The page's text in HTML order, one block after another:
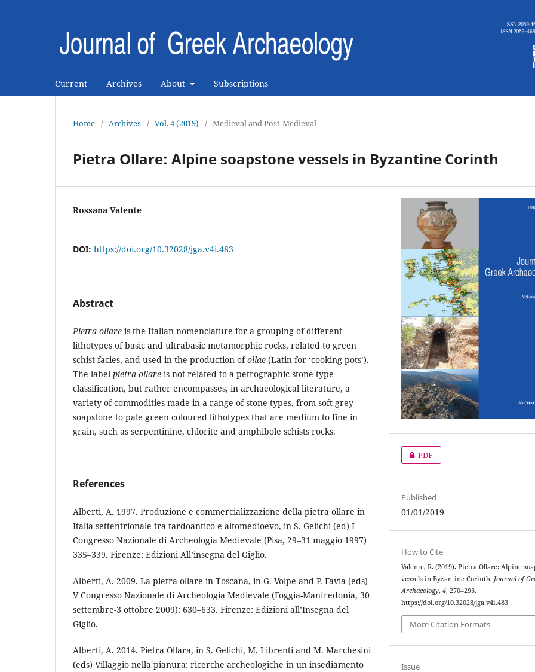
Current Archives About Subscriptions
Home / Archives / Vol. 4 (2019) / Medieval and Post-Medieval
Pietra Ollare: Alpine soapstone vessels in Byzantine Corinth
Rossana Valente
DOI: https://doi.org/10.32028/jga.v4i.483
Abstract
Pietra ollare is the Italian nomenclature for a grouping of different
lithotypes of basic and ultrabasic metamorphic rocks, related to green
schist facies, and used in the production ofollae (Latin for ‘cooking pots’).
The label pietra ollare is not related to a petrographic stone type
classification, but rather encompasses, in archaeological literature, a
variety of commodities made in a range of stone types, from soft grey
soapstone to pale green coloured lithotypes that are medium to fine in
grain, such as serpentinine, chlorite and amphibole schists rocks.
References
Alberti, A. 1997. Produzione e commercializzazione della pietra ollare in
Italia settentrionale tra tardoantico e altomedioevo, in S. Gelichi (ed) I
Congresso Nazionale di Archeologia Medievale (Pisa, 29–31 maggio 1997)
335–339. Firenze: Edizioni All’insegna del Giglio.
Alberti, A. 2009. La pietra ollare in Toscana, in G. Volpe and P. Favia (eds)
V Congresso Nazionale di Archeologia Medievale (Foggia-Manfredonia, 30
settembre-3 ottobre 2009): 630–633. Firenze: Edizioni all’Insegna del
Giglio.
Alberti, A. 2014. Pietra Ollara, in S. Gelichi, M. Librenti and M. Marchesini
(eds) Villaggio nella pianura: ricerche archeologiche in un insediamento
PDF
Published
01/01/2019
How to Cite
Valente, R. (2019). Pietra Ollare: Alpine
vessels in Byzantine Corinth.Journal of
Archaeology,4, 270–293.
https://doi.org/10.32028/jga.v4i.483
More Citation Formats
Issue